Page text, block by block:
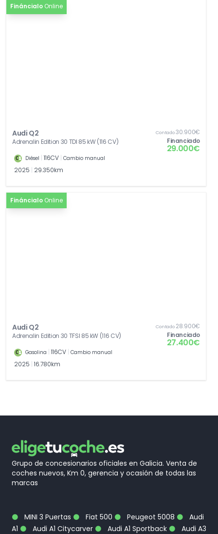
[WAV]Paquete de equipamiento España
Fináncialo Online
Audi Q2
Adrenalin Edition 30 TDI 85 kW (116 CV)
Contado30.900€
Financiado
29.000€
Diésel 116CV Cambio manual
2025 29.350km
Fináncialo Online
Audi Q2
Adrenalin Edition 30 TFSI 85 kW (116 CV)
Contado28.900€
Financiado
27.400€
Gasolina 116CV Cambio manual
2025 16.780km
Grupo de concesionarios oficiales en Galicia. Venta de
coches nuevos, Km 0, gerencia y ocasión de todas las
marcas
MINI 3 Puertas Fiat 500 Peugeot 5008
Audi
A1
Audi A1 Citycarver Audi A1 Sportback
Audi A3